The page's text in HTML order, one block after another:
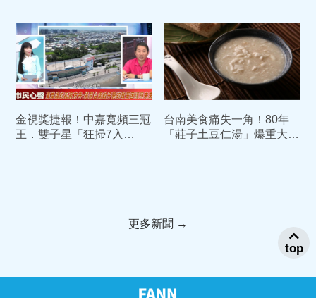
金視獎捷報！中嘉寬頻三冠
王．雙子星「狂掃7入
台南美食痛失一角！80年
「莊子土豆仁湯」爆重大變
更多新聞 →
top